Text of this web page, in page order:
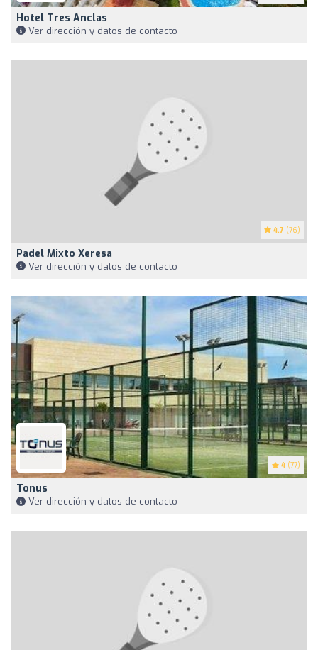
Hotel Tres Anclas
Ver dirección y datos de contacto
4.7 (76)
Padel Mixto Xeresa
Ver dirección y datos de contacto
4 (77)
Tonus
Ver dirección y datos de contacto